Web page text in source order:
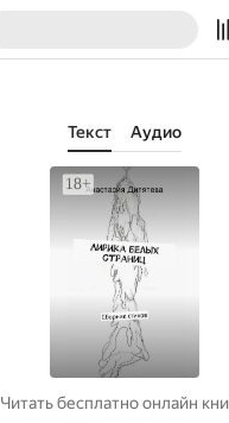
Текст Аудио
Читать бесплатно онлайн